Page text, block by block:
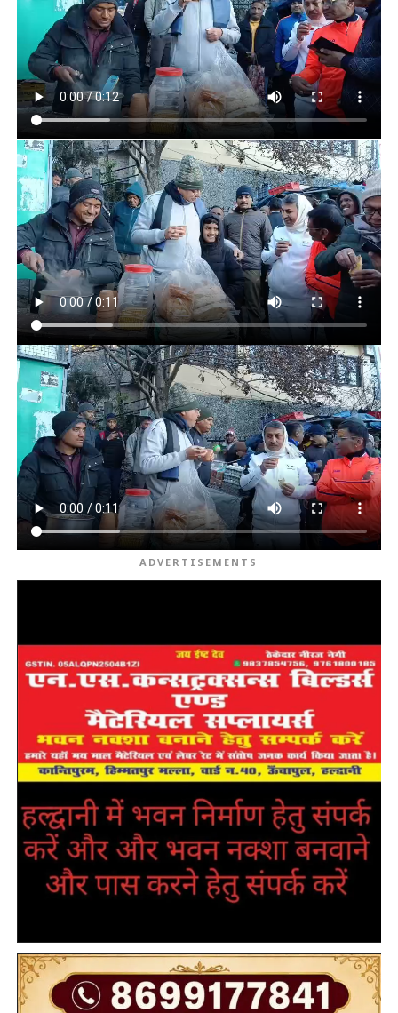
ADVERTISEMENTS